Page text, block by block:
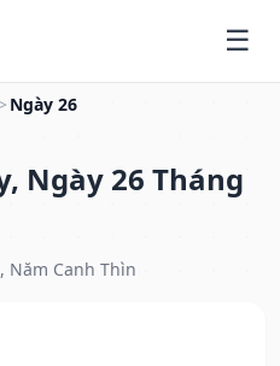
> Ngày 26
Ngày 26 Tháng
Năm Canh Thìn